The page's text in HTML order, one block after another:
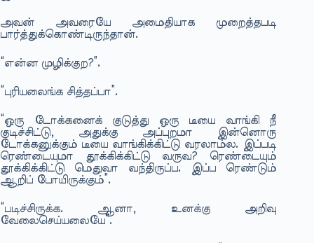
அவன் அவரையே அமைதியாக முறைத்தபடி
பார்த்துக்கொண்டிருந்தான்.
“என்ன முழிக்குற?”.
“புரியலைங்க சித்தப்பா”.
“ஒரு டோக்கனைக் குடுத்து ஒரு டீயை வாங்கி நீ
குடிச்சிட்டு, அதுக்கு அப்புறமா இன்னொரு
டோக்கனுக்கும் டீயை வாங்கிக்கிட்டு வரலாம்ல. இப்படி
ரெண்டையுமா தூக்கிக்கிட்டு வருவ? ரெண்டையும்
தூக்கிக்கிட்டு மெதுவா வந்திருப்ப. இப்ப ரெண்டும்
ஆறிப் போயிருக்கும்”.
“படிச்சிருக்க. ஆனா, உனக்கு அறிவு
வேலைசெய்யலையே”.